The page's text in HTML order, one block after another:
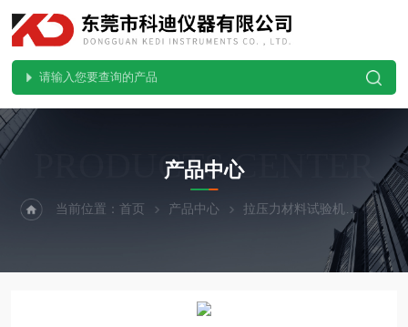
PRODUCTS CENTER
产品中心
当前位置：首页 产品中心 拉压力材料试验机 拉力